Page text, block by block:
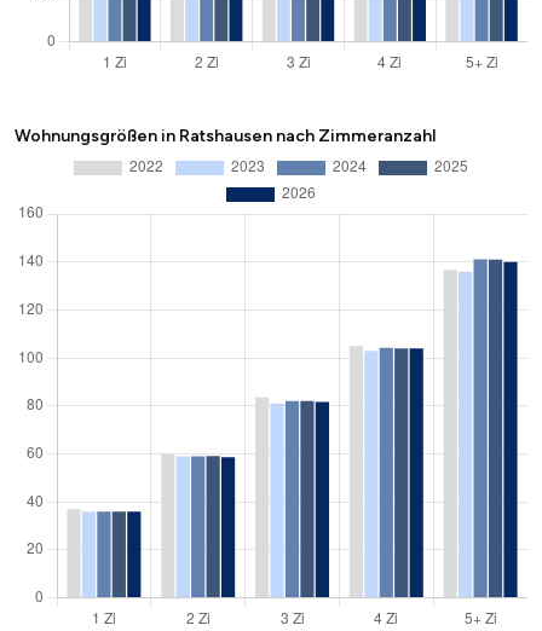
Wohnungsgrößen in Ratshausen nach Zimmeranzahl